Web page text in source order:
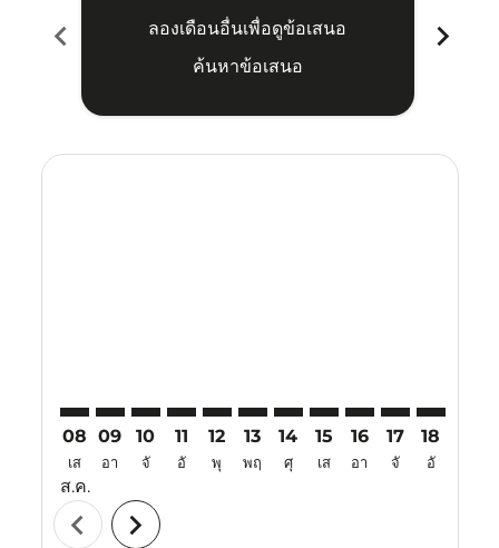
chevron_left
ลองเดือนอื่นเพื่อดูข้อเสนอ
ค้นหาข้อเสนอ
chevron_right
08
เส
ส.ค.
09
อา
10
จั
11
อั
12
พุ
13
พฤ
14
ศุ
15
เส
16
อา
17
จั
18
อั
chevron_left chevron_right